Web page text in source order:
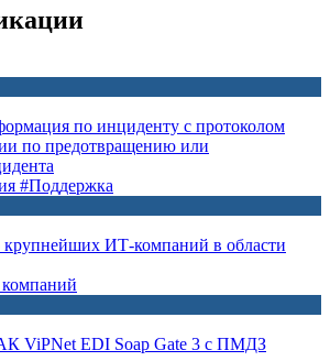
по инциденту с протоколом
по предотвращению или
#Поддержка
ИТ-компаний в области
ViPNet EDI Soap Gate 3 с ПМДЗ